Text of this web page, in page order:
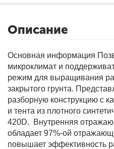
Фитолампы
Описание
Основная информация
микроклимат и
режим для выращивания
закрытого грунта.
разборную конструкцию с
и тента из плотного
420D. Внутренняя
обладает 97%-ой
повышает эффективность